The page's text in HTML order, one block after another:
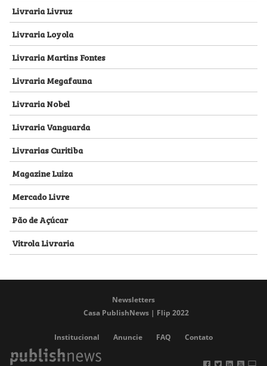
Livraria Livruz
Livraria Loyola
Livraria Martins Fontes
Livraria Megafauna
Livraria Nobel
Livraria Vanguarda
Livrarias Curitiba
Magazine Luiza
Mercado Livre
Pão de Açúcar
Vitrola Livraria
Newsletters
Casa PublishNews | Flip 2022
Institucional Anuncie FAQ Contato